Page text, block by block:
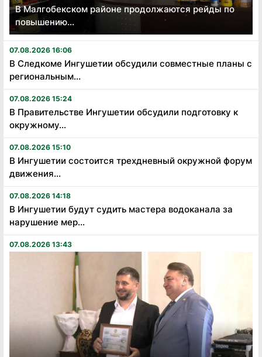
В Малгобекском районе продолжаются рейды по
повышению...
07.08.2026 16:06
В Следкоме Ингушетии обсудили совместные планы с
региональным...
07.08.2026 15:24
В Правительстве Ингушетии обсудили подготовку к
окружному...
07.08.2026 15:10
В Ингушетии состоится трехдневный окружной форум
движения...
07.08.2026 14:18
В Ингушетии будут судить мастера водоканала за
нарушение мер...
07.08.2026 13:43